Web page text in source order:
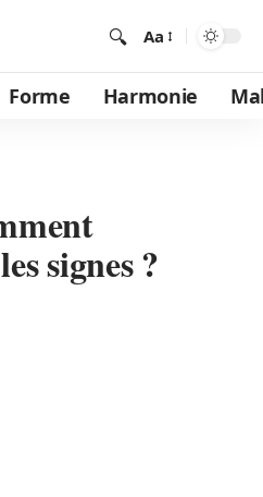
Aa
Forme Harmonie
signes ?